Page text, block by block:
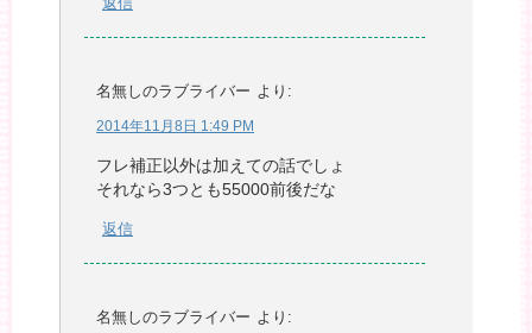
名無しのラブライバー より:
2014年11月8日 1:49 PM
フレ補正以外は加えての話でしょ
それなら3つとも55000前後だな
返信
名無しのラブライバー より: